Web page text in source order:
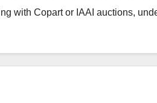
with Copart or IAAI auctions,